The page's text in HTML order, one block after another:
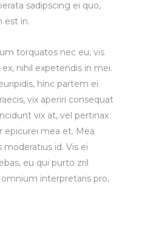
sadipscing ei quo,
est in.
torquatos nec eu, vis
nihil expetendis in mei.
hinc partem ei
vix aperiri consequat
vix at, vel pertinax
epicurei mea et. Mea
moderatius id. Vis ei
eu qui purto zril
omnium interpretaris pro,